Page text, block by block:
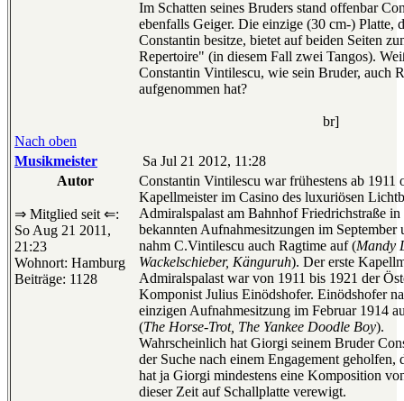
Im Schatten seines Bruders stand offenbar
ebenfalls Geiger. Die einzige (30 cm-) Platte,
Constantin besitze, bietet auf beiden Seiten
Repertoire" (in diesem Fall zwei Tangos).
Constantin Vintilescu, wie sein Bruder, auch
aufgenommen hat?
br]
Nach oben
Musikmeister
Sa Jul 21 2012, 11:28
Autor
⇒ Mitglied seit ⇐:
So Aug 21 2011,
21:23
Wohnort: Hamburg
Beiträge: 1128
Constantin Vintilescu war frühestens ab 1911
Kapellmeister im Casino des luxuriösen
Admiralspalast am Bahnhof Friedrichstraße
bekannten Aufnahmesitzungen im September
nahm C.Vintilescu auch Ragtime auf (Mandy
Wackelschieber, Känguruh). Der erste
Admiralspalast war von 1911 bis 1921 der
Komponist Julius Einödshofer. Einödshofer
einzigen Aufnahmesitzung im Februar 1914
(The Horse-Trot, The Yankee Doodle Boy).
Wahrscheinlich hat Giorgi seinem Bruder
der Suche nach einem Engagement geholfen,
hat ja Giorgi mindestens eine Komposition
dieser Zeit auf Schallplatte verewigt.